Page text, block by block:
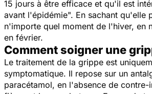
15 jours à être efficace et qu'il est
avant l'épidémie". En sachant qu'elle
n'importe quel moment de l'hiver, en
en février.
Comment soigner une
Le traitement de la grippe est
symptomatique. Il repose sur un
paracétamol, en l'absence de